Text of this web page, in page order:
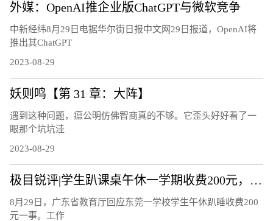
外媒：OpenAI推企业版ChatGPT与微软竞争
中新经纬8月29日电据华尔街日报中文网29日报道，OpenAI将
推出其ChatGPT
2023-08-29
妖则鸣【第 31 章：大阵】
遇到这种问题，瘟公明仿佛智商真的不够。它歪头好好看了一
眼那个坑坑洼
2023-08-29
极目锐评|学生趴课桌午休一学期收费200元，谁出这笔钱更好？
8月29日，广东省教育厅回应东莞一学校学生午休趴睡收费200
元一事。工作